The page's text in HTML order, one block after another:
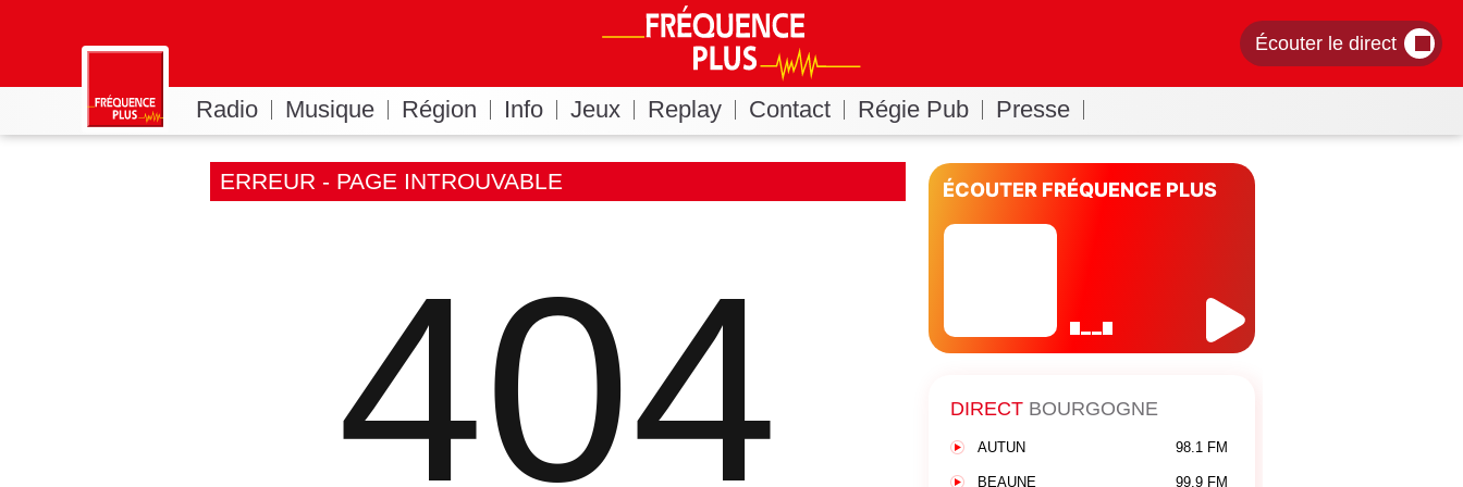
Écouter le direct
Radio Musique Région Info Jeux Replay Contact Régie Pub Presse
ERREUR - PAGE INTROUVABLE
404
ÉCOUTER FRÉQUENCE PLUS
DIRECTBOURGOGNE
AUTUN 98.1 FM
BEAUNE 99.9 FM